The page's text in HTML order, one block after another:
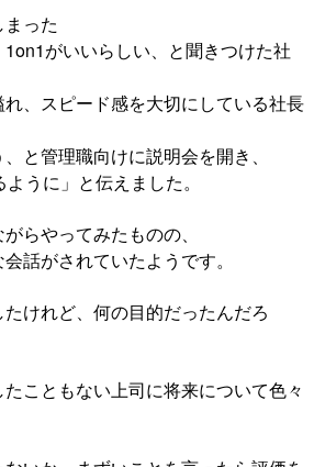
った
がいいらしい、と聞きつけた社
、スピード感を大切にしている社長
と管理職向けに説明会を開き、
うに」と伝えました。
らやってみたものの、
話がされていたようです。
たけれど、何の目的だったんだろ
たこともない上司に将来について色々